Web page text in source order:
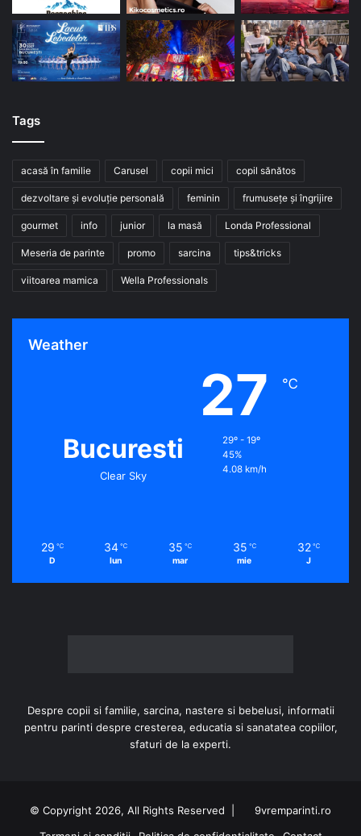
Tags
acasă în familie Carusel copii mici copil sănătos
dezvoltare și evoluție personală feminin frumusețe și îngrijire
gourmet info junior la masă Londa Professional
Meseria de parinte promo sarcina tips&tricks
viitoarea mamica Wella Professionals
Weather
Bucuresti
Clear Sky
27 ℃
29º - 19º
45%
4.08 km/h
29 ℃
D
34 ℃
lun
35 ℃
mar
35 ℃
mie
32 ℃
J
Despre copii si familie, sarcina, nastere si bebelusi, informatii
pentru parinti despre cresterea, educatia si sanatatea copiilor,
sfaturi de la experti.
© Copyright 2026, All Rights Reserved |
9vremparinti.ro